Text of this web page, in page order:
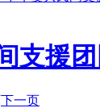
支援
下一页